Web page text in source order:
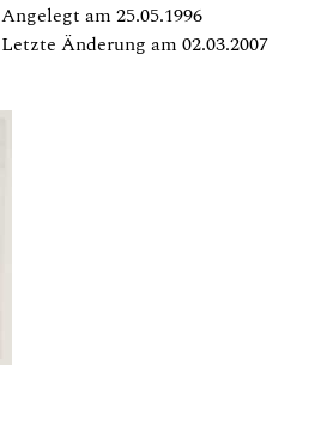
Angelegt am 25.05.1996
Letzte Änderung am 02.03.2007